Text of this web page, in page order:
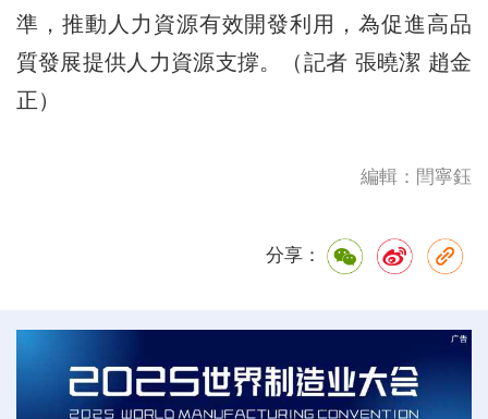
準，推動人力資源有效開發利用，為促進高品
質發展提供人力資源支撐。（記者 張曉潔 趙金
正）
編輯：閆寧鈺
分享：